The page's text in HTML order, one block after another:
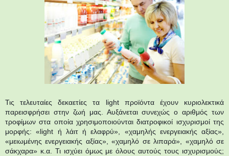
Τις τελευταίες δεκαετίες τα light προϊόντα έχουν κυριολεκτικά
παρεισφρήσει στην ζωή μας. Αυξάνεται συνεχώς ο αριθμός των
τροφίμων στα οποία χρησιμοποιούνται διατροφικοί ισχυρισμοί της
μορφής: «light ή λάιτ ή ελαφρύ», «χαμηλής ενεργειακής αξίας»,
«μειωμένης ενεργειακής αξίας», «χαμηλό σε λιπαρά», «χαμηλό σε
σάκχαρα» κ.α. Τι ισχύει όμως με όλους αυτούς τους ισχυρισμούς;